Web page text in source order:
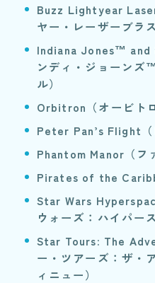
Buzz Lightyear
ヤー・レーザーブラス
Indiana Jones™
ンディ・ジョーンズ
ル）
Orbitron（オービト
Peter Pan’s Flight（
Phantom Manor（フ
Pirates of the
Star Wars
ウォーズ：ハイパー
Star Tours: The
ー・ツアーズ：ザ・
ィニュー）